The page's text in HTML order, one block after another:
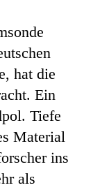
hat die
Ein
Tiefe
Material
ins
als